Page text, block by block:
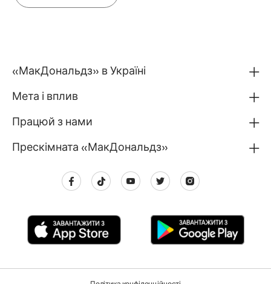
«МакДональдз» в Україні
Мета і вплив
Працюй з нами
Прескімната «МакДональдз»